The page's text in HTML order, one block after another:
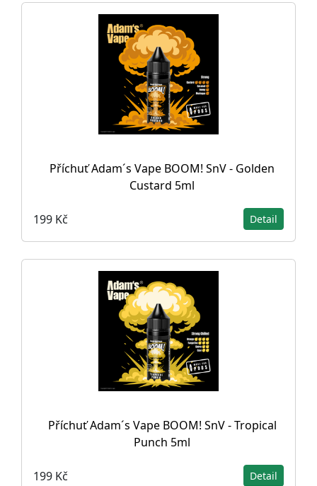
Příchuť Adam´s Vape BOOM! SnV - Golden
Custard 5ml
199 Kč Detail
Příchuť Adam´s Vape BOOM! SnV - Tropical
Punch 5ml
199 Kč Detail